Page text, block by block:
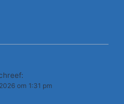
om 1:31 pm